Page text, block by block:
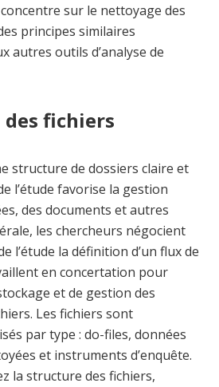
sur le nettoyage des
principes similaires
autres outils d’analyse de
fichiers
structure de dossiers claire et
l’étude favorise la gestion
des documents et autres
les chercheurs négocient
l’étude la définition d’un flux de
en concertation pour
et de gestion des
Les fichiers sont
par type : do-files, données
et instruments d’enquête.
la structure des fichiers,